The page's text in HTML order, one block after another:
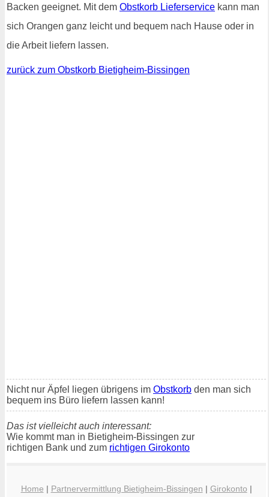
Backen geeignet. Mit dem Obstkorb Lieferservice kann man
sich Orangen ganz leicht und bequem nach Hause oder in
die Arbeit liefern lassen.
zurück zum Obstkorb Bietigheim-Bissingen
Nicht nur Äpfel liegen übrigens im Obstkorb den man sich
bequem ins Büro liefern lassen kann!
Das ist vielleicht auch interessant:
Wie kommt man in Bietigheim-Bissingen zur
richtigen Bank und zum richtigen Girokonto
Home | Partnervermittlung Bietigheim-Bissingen | Girokonto |